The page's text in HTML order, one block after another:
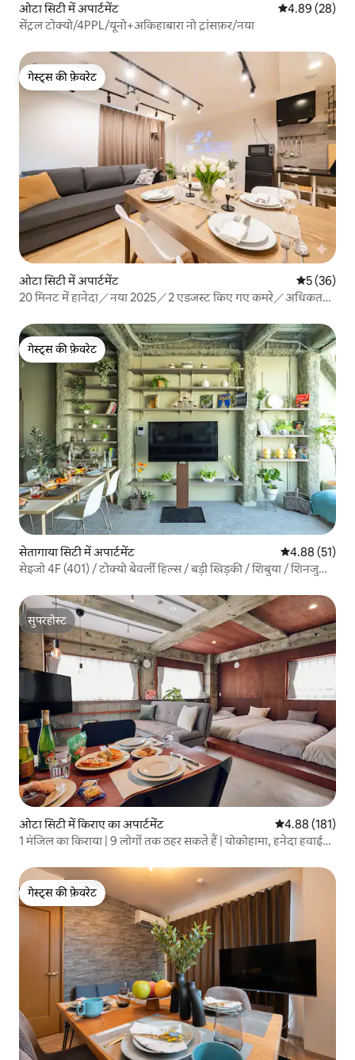
ओटा सिटी में अपार्टमेंट औसत रेटिंग 5 में
4.89 (28)
सेंट्रल टोक्यो/4PPL/यूनो+अकिहाबारा नो ट्रांसफ़र/नया
गेस्ट्स की फ़ेवरेट
गेस्ट्स की फ़ेवरेट
ओटा सिटी में अपार्टमेंट औसत रेटिंग
5 (36)
20 मिनट में हानेदा／नया 2025／2 एडजस्ट किए गए कमरे／अधिकतम
गेस्ट्स की फ़ेवरेट
गेस्ट्स की फ़ेवरेट
सेतागाया सिटी में अपार्टमेंट औसत रेटिंग 5 में
4.88 (51)
सेइजो 4F (401) / टोक्यो बेवर्ली हिल्स / बड़ी खिड़की / शिबुया / शिनजुकु /
सुपरहोस्ट
सुपरहोस्ट
ओटा सिटी में किराए का अपार्टमेंट औसत रेटिंग 5 में से
4.88 (181)
1 मंजिल का किराया | 9 लोगों तक ठहर सकते हैं | योकोहामा, हनेदा हवाई
3...
गेस्ट्स की फ़ेवरेट
गेस्ट्स की फ़ेवरेट